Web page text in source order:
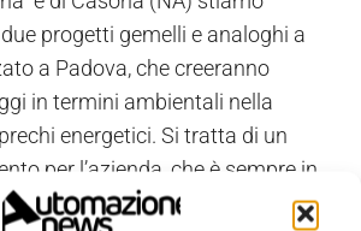
progetti gemelli e analoghi a
a Padova, che creeranno
in termini ambientali nella
energetici. Si tratta di un
per l’azienda, che è sempre in
con l’obiettivo di